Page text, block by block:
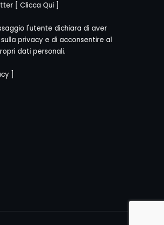
[ Clicca Qui ]
l'utente dichiara di aver
privacy e di acconsentire al
dati personali.
]